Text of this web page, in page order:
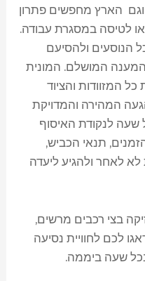
הארץ מחפשים פתרון
לטיסה במסגרת עבודה.
הנוסעים ולהסיעם
המושלם. המונית
המזוודות והציוד
המהירה והמדויקת
שעה לנקודת האיסוף
תנאי הכביש,
לאחר ולהגיע ליעדה
בצי רכבים מרשים,
לכם לחוויית נסיעה
שעה ביממה.